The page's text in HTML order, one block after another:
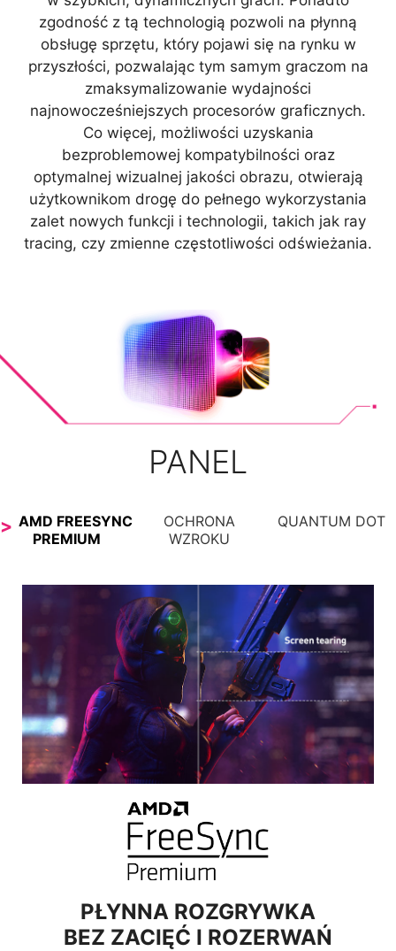
zgodność z tą technologią pozwoli na płynną
obsługę sprzętu, który pojawi się na rynku w
przyszłości, pozwalając tym samym graczom na
zmaksymalizowanie wydajności
najnowocześniejszych procesorów graficznych.
Co więcej, możliwości uzyskania
bezproblemowej kompatybilności oraz
optymalnej wizualnej jakości obrazu, otwierają
użytkownikom drogę do pełnego wykorzystania
zalet nowych funkcji i technologii, takich jak ray
tracing, czy zmienne częstotliwości odświeżania.
PANEL
AMD FREESYNC
PREMIUM
OCHRONA
WZROKU
QUANTUM DOT
PŁYNNA ROZGRYWKA
BEZ ZACIĘĆ I ROZERWAŃ
WYRAŹNE WIDZENIE, KOMFORT
OGLĄDANIA
Technologie Anti-Flicker i Less Blue Light
zapewniają bardzo komfortowe wrażenia
wizualne, redukując migotanie obrazu i
ograniczają emisję niebieskiej składowej światła.
Dzięki temu możesz grać przez wiele godzin bez
męczenia wzroku.
ŚWIAT PRZED TOBĄ
Technologia Quantum Dot oferuje hipnotyzujące
obrazy o olśniewającej gamie, ponad miliarda
kolorów, z których każdy cechuje się
niesamowitą klarownością.
Tradycyjny panel LCD